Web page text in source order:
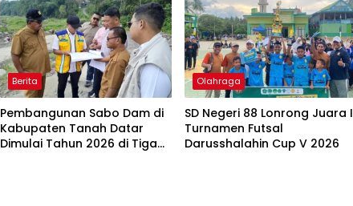
Berita
Pembangunan Sabo Dam di
Kabupaten Tanah Datar
Dimulai Tahun 2026 di Tiga
Olahraga
SD Negeri 88 Lonrong Juara I
Turnamen Futsal
Darusshalahin Cup V 2026